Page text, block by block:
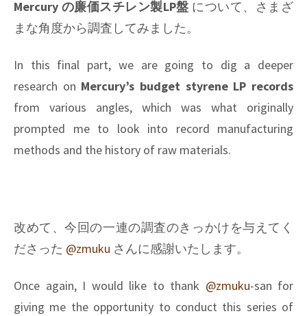
Mercury の廉価スチレン製LP盤 について、さまざ
まな角度から調査してみました。
In this final part, we are going to dig a deeper
research on Mercury’s budget styrene LP records
from various angles, which was what originally
prompted me to look into record manufacturing
methods and the history of raw materials.
改めて、今回の一連の調査のきっかけを与えてく
ださった @zmuku さんに感謝いたします。
Once again, I would like to thank @zmuku-san for
giving me the opportunity to conduct this series of